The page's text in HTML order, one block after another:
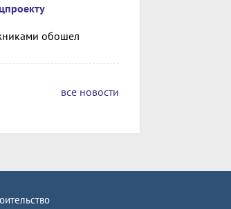
обошел
все новости